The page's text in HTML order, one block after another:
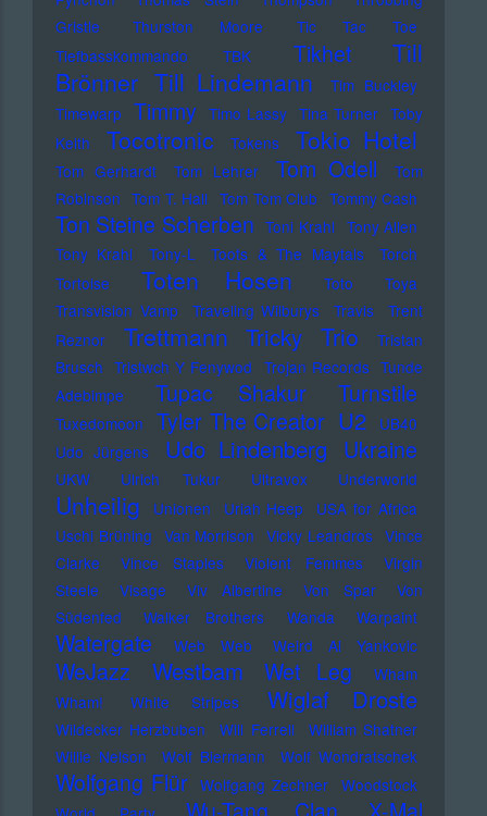
Gristle
Thurston Moore
Tic Tac Toe
Tiefbasskommando TBK
Tikhet
Till
Brönner Till Lindemann
Tim Buckley
Timewarp Timmy Timo Lassy Tina Turner Toby
Keith
Tocotronic Tokens Tokio Hotel
Tom Gerhardt Tom Lehrer Tom Odell
Tom
Robinson Tom T. Hall Tom Tom Club Tommy Cash
Ton Steine Scherben Toni Krahl Tony Allen
Tony Krahl
Tony-L Toots & The Maytals
Torch
Tortoise
Toten Hosen Toto
Toya
Transvision Vamp
Traveling Wilburys Travis
Trent
Reznor
Trettmann Tricky Trio
Tristan
Brusch Tristwch Y Fenywod Trojan Records Tunde
Adebimpe
Tupac Shakur Turnstile
Tuxedomoon Tyler The Creator U2
UB40
Udo Jürgens
Udo Lindenberg Ukraine
UKW Ulrich Tukur Ultravox Underworld
Unheilig Unionen Uriah Heep
USA for Africa
Uschi Brüning Van Morrison Vicky Leandros Vince
Clarke
Vince Staples Violent Femmes
Virgin
Steele
Visage Viv Albertine Von Spar
Von
Südenfed
Walker Brothers Wanda Warpaint
Watergate Web Web Weird Al Yankovic
WeJazz Westbam Wet Leg
Wham
Wham!
White Stripes Wiglaf Droste
Wildecker Herzbuben Will Ferrell
William Shatner
Willie Nelson
Wolf Biermann Wolf Wondratschek
Wolfgang Flür Wolfgang Zechner
Woodstock